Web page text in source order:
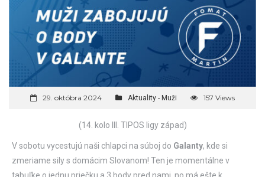
29. októbra 2024 Aktuality - Muži 157 Views
(14. kolo III. TIPOS ligy západ)
V sobotu vycestujú naši chlapci na súboj do Galanty, kde si
zmeriame sily s domácim Slovanom! Ten je momentálne v